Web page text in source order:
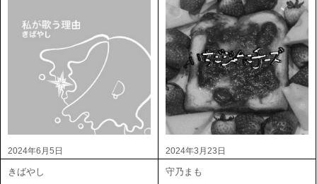
2024年6月5日
きばやし
2024年3月23日
守乃まも